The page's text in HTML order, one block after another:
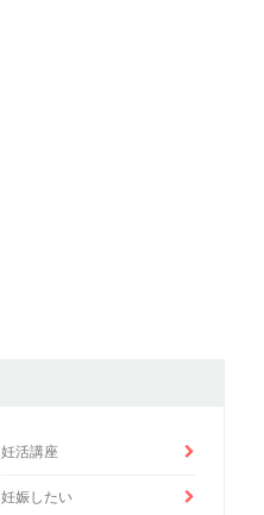
妊活講座
妊娠したい